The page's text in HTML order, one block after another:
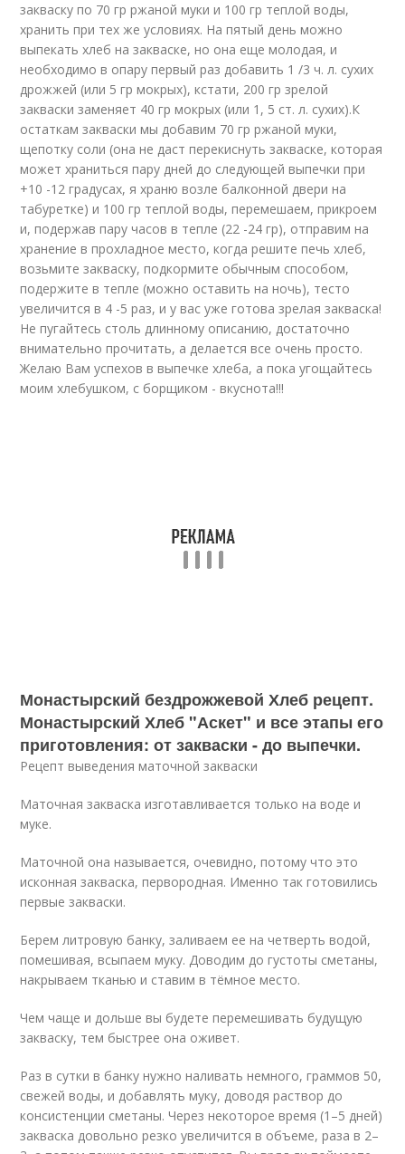
закваску по 70 гр ржаной муки и 100 гр теплой воды,
хранить при тех же условиях. На пятый день можно
выпекать хлеб на закваске, но она еще молодая, и
необходимо в опару первый раз добавить 1 /3 ч. л. сухих
дрожжей (или 5 гр мокрых), кстати, 200 гр зрелой
закваски заменяет 40 гр мокрых (или 1, 5 ст. л. сухих).К
остаткам закваски мы добавим 70 гр ржаной муки,
щепотку соли (она не даст перекиснуть закваске, которая
может храниться пару дней до следующей выпечки при
+10 -12 градусах, я храню возле балконной двери на
табуретке) и 100 гр теплой воды, перемешаем, прикроем
и, подержав пару часов в тепле (22 -24 гр), отправим на
хранение в прохладное место, когда решите печь хлеб,
возьмите закваску, подкормите обычным способом,
подержите в тепле (можно оставить на ночь), тесто
увеличится в 4 -5 раз, и у вас уже готова зрелая закваска!
Не пугайтесь столь длинному описанию, достаточно
внимательно прочитать, а делается все очень просто.
Желаю Вам успехов в выпечке хлеба, а пока угощайтесь
моим хлебушком, с борщиком - вкуснота!!!
Монастырский бездрожжевой Хлеб рецепт.
Монастырский Хлеб "Аскет" и все этапы его
приготовления: от закваски - до выпечки.
Рецепт выведения маточной закваски
Маточная закваска изготавливается только на воде и
муке.
Маточной она называется, очевидно, потому что это
исконная закваска, первородная. Именно так готовились
первые закваски.
Берем литровую банку, заливаем ее на четверть водой,
помешивая, всыпаем муку. Доводим до густоты сметаны,
накрываем тканью и ставим в тёмное место.
Чем чаще и дольше вы будете перемешивать будущую
закваску, тем быстрее она оживет.
Раз в сутки в банку нужно наливать немного, граммов 50,
свежей воды, и добавлять муку, доводя раствор до
консистенции сметаны. Через некоторое время (1–5 дней)
закваска довольно резко увеличится в объеме, раза в 2–